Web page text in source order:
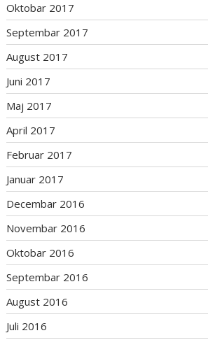
Oktobar 2017
Septembar 2017
August 2017
Juni 2017
Maj 2017
April 2017
Februar 2017
Januar 2017
Decembar 2016
Novembar 2016
Oktobar 2016
Septembar 2016
August 2016
Juli 2016